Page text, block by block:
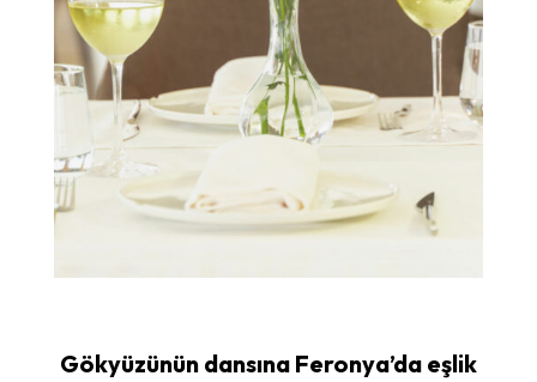
Gökyüzünün dansına Feronya’da eşlik